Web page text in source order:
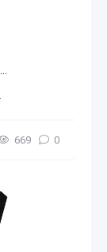
Белые глаза
669 0